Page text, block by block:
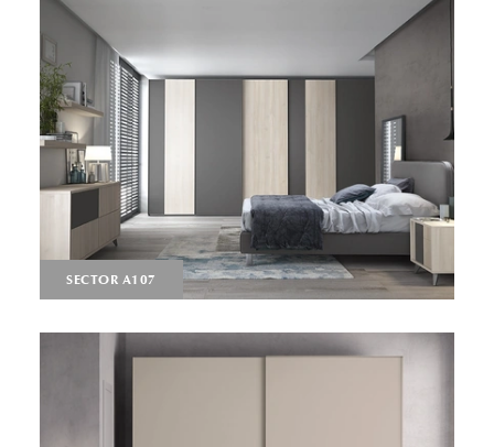
SECTOR A107